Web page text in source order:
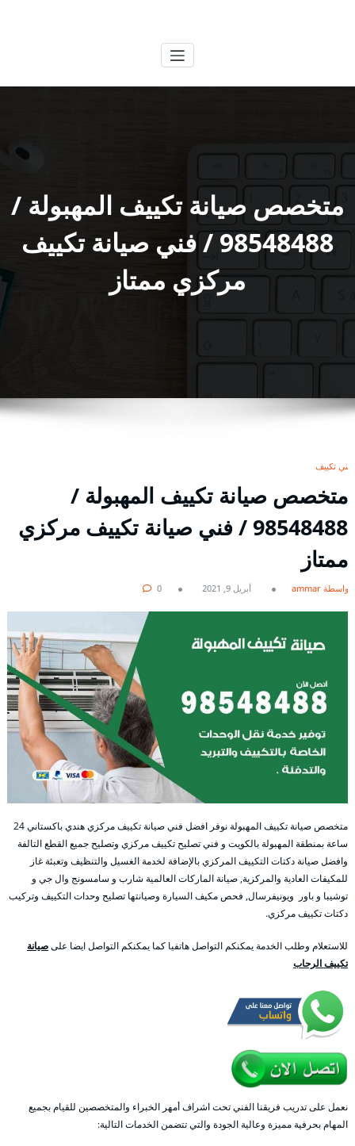
متخصص صيانة تكييف المهبولة /
98548488 / فني صيانة تكييف
مركزي ممتاز
فني تكييف
متخصص صيانة تكييف المهبولة /
98548488 / فني صيانة تكييف مركزي
ممتاز
بواسطة ammar أبريل 9, 2021 0
متخصص صيانة تكييف المهبولة نوفر افضل فني صيانة تكييف مركزي هندي باكستاني 24
ساعة بمنطقة المهبولة بالكويت و فني تصليح تكييف مركزي وتصليح جميع القطع التالفة
وافضل صيانة دكتات التكييف المركزي بالإضافة لخدمة الغسيل والتنظيف وتعبئة غاز
للمكيفات العادية والمركزية, صيانة الماركات العالمية شارب و سامسونج وال جي و
توشيبا و باور ويونيفرسال, فحص مكيف السيارة وصيانتها تصليح وحدات التكييف وتركيب
دكتات تكييف مركزي.
للاستعلام وطلب الخدمة يمكنكم التواصل هاتفيا كما يمكنكم التواصل ايضا علىصيانة
تكييف الرحاب
نعمل على تدريب فريقنا الفني تحت اشراف أمهر الخبراء والمتخصصين للقيام بجميع
المهام بحرفية مميزة وعالية الجودة والتي تتضمن الخدمات التالية: